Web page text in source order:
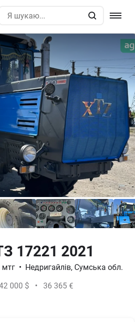
17221 2021
мтг • Недригайлів, Сумська обл.
000 $ •
36 365 €